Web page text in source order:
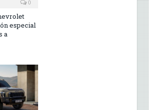
0
especial
a